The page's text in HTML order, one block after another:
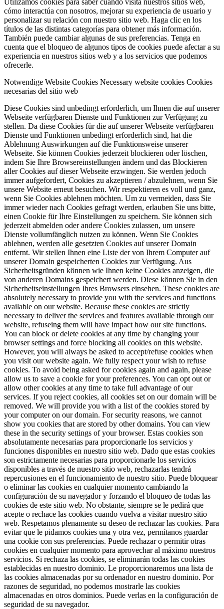
Utilizamos cookies para saber cuándo visita nuestros sitios web,
cómo interactúa con nosotros, mejorar su experiencia de usuario y
personalizar su relación con nuestro sitio web. Haga clic en los
títulos de las distintas categorías para obtener más información.
También puede cambiar algunas de sus preferencias. Tenga en
cuenta que el bloqueo de algunos tipos de cookies puede afectar a su
experiencia en nuestros sitios web y a los servicios que podemos
ofrecerle.
Notwendige Website Cookies Necessary website cookies Cookies
necesarias del sitio web
Diese Cookies sind unbedingt erforderlich, um Ihnen die auf unserer
Webseite verfügbaren Dienste und Funktionen zur Verfügung zu
stellen. Da diese Cookies für die auf unserer Webseite verfügbaren
Dienste und Funktionen unbedingt erforderlich sind, hat die
Ablehnung Auswirkungen auf die Funktionsweise unserer
Webseite. Sie können Cookies jederzeit blockieren oder löschen,
indem Sie Ihre Browsereinstellungen ändern und das Blockieren
aller Cookies auf dieser Webseite erzwingen. Sie werden jedoch
immer aufgefordert, Cookies zu akzeptieren / abzulehnen, wenn Sie
unsere Website erneut besuchen. Wir respektieren es voll und ganz,
wenn Sie Cookies ablehnen möchten. Um zu vermeiden, dass Sie
immer wieder nach Cookies gefragt werden, erlauben Sie uns bitte,
einen Cookie für Ihre Einstellungen zu speichern. Sie können sich
jederzeit abmelden oder andere Cookies zulassen, um unsere
Dienste vollumfänglich nutzen zu können. Wenn Sie Cookies
ablehnen, werden alle gesetzten Cookies auf unserer Domain
entfernt. Wir stellen Ihnen eine Liste der von Ihrem Computer auf
unserer Domain gespeicherten Cookies zur Verfügung. Aus
Sicherheitsgründen können wie Ihnen keine Cookies anzeigen, die
von anderen Domains gespeichert werden. Diese können Sie in den
Sicherheitseinstellungen Ihres Browsers einsehen. These cookies are
absolutely necessary to provide you with the services and functions
available on our website. Because these cookies are strictly
necessary to deliver the services and features available through our
website, refuseing them will have impact how our site functions.
You can block or delete cookies at any time by changing your
browser settings and force blocking all cookies on this website.
However, you will always be asked to accept/refuse cookies when
you visit our website again. We fully respect your wish to refuse
cookies. To avoid being asked for cookies again and again, please
allow us to save a cookie for your preferences. You can opt out or
allow other cookies at any time to take full advantage of our
services. If you reject cookies, all cookies set on our domain will be
removed. We will provide you with a list of the cookies stored by
your computer on our domain. For security reasons, we cannot
show you cookies that are stored by other domains. You can view
these in the security settings of your browser. Estas cookies son
absolutamente necesarias para proporcionarle los servicios y
funciones disponibles en nuestro sitio web. Dado que estas cookies
son estrictamente necesarias para proporcionarle los servicios
disponibles a través de nuestro sitio web, rechazarlas tendrá
repercusiones en el funcionamiento de nuestro sitio. Puede bloquear
o eliminar las cookies en cualquier momento cambiando la
configuración de su navegador y forzando el bloqueo de todas las
cookies de este sitio web. No obstante, siempre se le pedirá que
acepte o rechace las cookies cuando vuelva a visitar nuestro sitio
web. Respetamos plenamente su deseo de rechazar las cookies. Para
evitar que le pidamos cookies una y otra vez, permítanos guardar
una cookie con sus preferencias. Puede rechazar o permitir otras
cookies en cualquier momento para aprovechar al máximo nuestros
servicios. Si rechaza las cookies, se eliminarán todas las cookies
establecidas en nuestro dominio. Le proporcionaremos una lista de
las cookies almacenadas por su ordenador en nuestro dominio. Por
razones de seguridad, no podemos mostrarle las cookies
almacenadas en otros dominios. Puede verlas en la configuración de
seguridad de su navegador.